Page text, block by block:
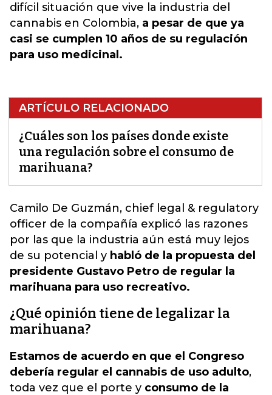
difícil situación que vive la industria del
cannabis en Colombia, a pesar de que ya
casi se cumplen 10 años de su regulación
para uso medicinal.
ARTÍCULO RELACIONADO
¿Cuáles son los países donde existe
una regulación sobre el consumo de
marihuana?
Camilo De Guzmán, chief legal & regulatory
officer de la compañía explicó las razones
por las que la industria aún está muy lejos
de su potencial y habló de la propuesta del
presidente Gustavo Petro de regular la
marihuana para uso recreativo.
¿Qué opinión tiene de legalizar la
marihuana?
Estamos de acuerdo en que el Congreso
debería regular el cannabis de uso adulto,
toda vez que el porte y consumo de la